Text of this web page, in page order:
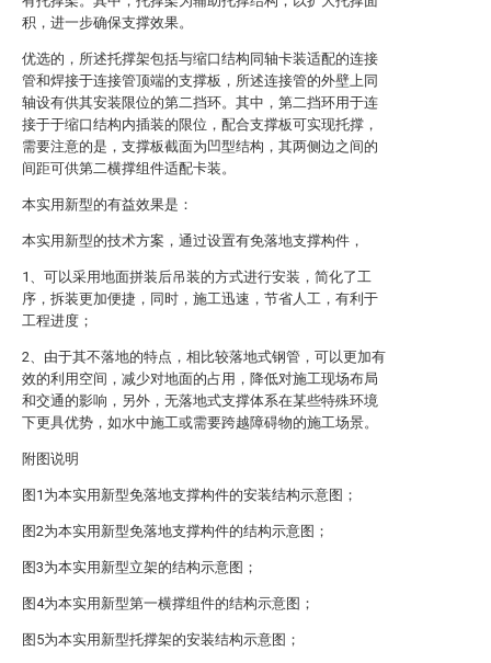
积，进一步确保支撑效果。
优选的，所述托撑架包括与缩口结构同轴卡装适配的连接
管和焊接于连接管顶端的支撑板，所述连接管的外壁上同
轴设有供其安装限位的第二挡环。其中，第二挡环用于连
接于于缩口结构内插装的限位，配合支撑板可实现托撑，
需要注意的是，支撑板截面为凹型结构，其两侧边之间的
间距可供第二横撑组件适配卡装。
本实用新型的有益效果是：
本实用新型的技术方案，通过设置有免落地支撑构件，
1、可以采用地面拼装后吊装的方式进行安装，简化了工
序，拆装更加便捷，同时，施工迅速，节省人工，有利于
工程进度；
2、由于其不落地的特点，相比较落地式钢管，可以更加有
效的利用空间，减少对地面的占用，降低对施工现场布局
和交通的影响，另外，无落地式支撑体系在某些特殊环境
下更具优势，如水中施工或需要跨越障碍物的施工场景。
附图说明
图1为本实用新型免落地支撑构件的安装结构示意图；
图2为本实用新型免落地支撑构件的结构示意图；
图3为本实用新型立架的结构示意图；
图4为本实用新型第一横撑组件的结构示意图；
图5为本实用新型托撑架的安装结构示意图；